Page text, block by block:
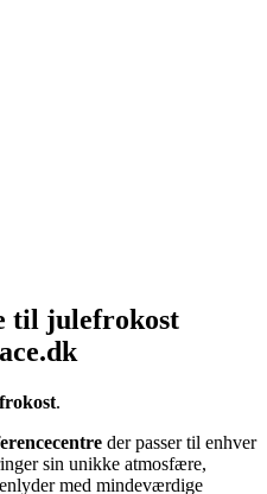
til julefrokost
.
der passer til enhver
sin unikke atmosfære,
med mindeværdige